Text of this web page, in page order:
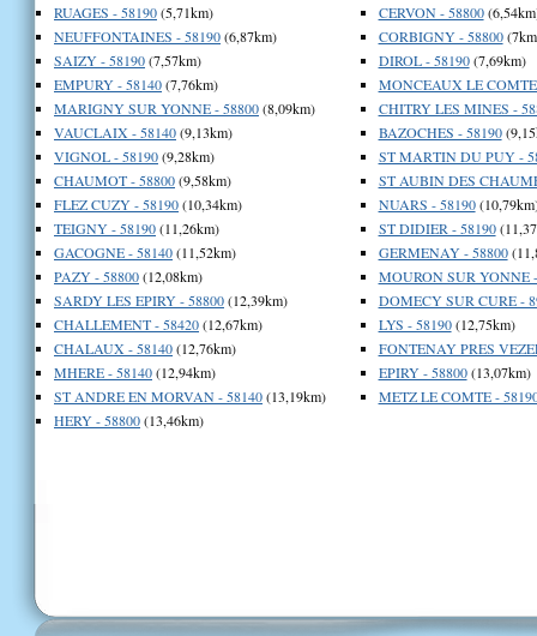
RUAGES - 58190(5,71km)
NEUFFONTAINES - 58190(6,87km)
SAIZY - 58190(7,57km)
EMPURY - 58140(7,76km)
MARIGNY SUR YONNE - 58800(8,09km)
VAUCLAIX - 58140(9,13km)
VIGNOL - 58190(9,28km)
CHAUMOT - 58800(9,58km)
FLEZ CUZY - 58190(10,34km)
TEIGNY - 58190(11,26km)
GACOGNE - 58140(11,52km)
PAZY - 58800(12,08km)
SARDY LES EPIRY - 58800(12,39km)
CHALLEMENT - 58420(12,67km)
CHALAUX - 58140(12,76km)
MHERE - 58140(12,94km)
ST ANDRE EN MORVAN - 58140(13,19km)
HERY - 58800(13,46km)
CERVON - 58800
CORBIGNY - 58800
DIROL - 58190(7,69km)
MONCEAUX LE
CHITRY LES MINES -
BAZOCHES - 58190
ST MARTIN DU PUY -
ST AUBIN DES
NUARS - 58190
ST DIDIER - 58190
GERMENAY - 58800
MOURON SUR YONNE
DOMECY SUR CURE -
LYS - 58190(12,75km)
FONTENAY PRES
EPIRY - 58800(13,07km)
METZ LE COMTE -